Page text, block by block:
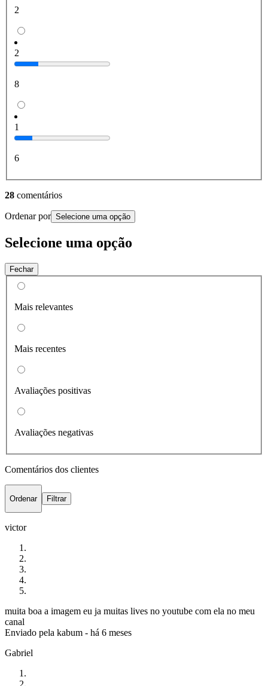
2
2
8
1
6
28 comentários
Ordenar por Selecione uma opção
Selecione uma opção
Fechar
Mais relevantes
Mais recentes
Avaliações positivas
Avaliações negativas
Comentários dos clientes
Ordenar Filtrar
victor
muita boa a imagem eu ja muitas lives no youtube com ela no meu
canal
Enviado pela kabum - há 6 meses
Gabriel